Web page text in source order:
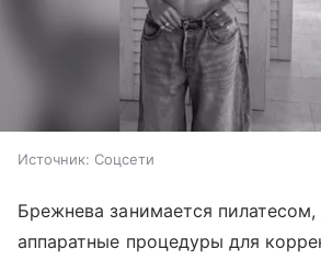
Источник: Соцсети
Брежнева занимается пилатесом,
аппаратные процедуры для